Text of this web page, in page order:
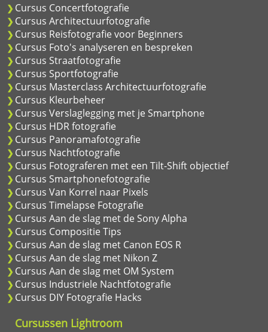
Cursus Concertfotografie
Cursus Architectuurfotografie
Cursus Reisfotografie voor Beginners
Cursus Foto's analyseren en bespreken
Cursus Straatfotografie
Cursus Sportfotografie
Cursus Masterclass Architectuurfotografie
Cursus Kleurbeheer
Cursus Verslaglegging met je Smartphone
Cursus HDR fotografie
Cursus Panoramafotografie
Cursus Nachtfotografie
Cursus Fotograferen met een Tilt-Shift objectief
Cursus Smartphonefotografie
Cursus Van Korrel naar Pixels
Cursus Timelapse Fotografie
Cursus Aan de slag met de Sony Alpha
Cursus Compositie Tips
Cursus Aan de slag met Canon EOS R
Cursus Aan de slag met Nikon Z
Cursus Aan de slag met OM System
Cursus Industriele Nachtfotografie
Cursus DIY Fotografie Hacks
Cursussen Lightroom